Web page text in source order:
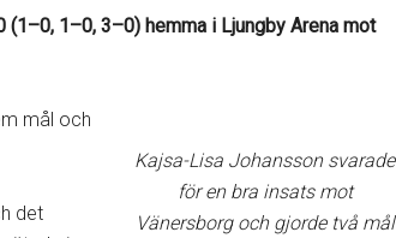
(1–0, 1–0, 3–0) hemma i Ljungby Arena mot
Kajsa-Lisa Johansson svarade
för en bra insats mot
Vänersborg och gjorde två mål
mål och
det